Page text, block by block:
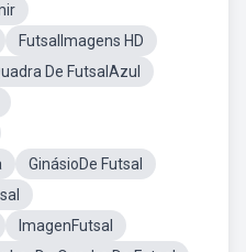
FutsalImagens HD
De FutsalAzul
GinásioDe Futsal
ImagenFutsal